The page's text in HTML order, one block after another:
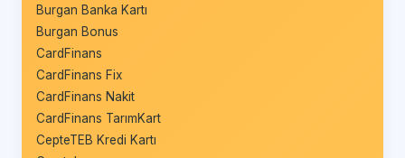
Burgan Banka Kartı
Burgan Bonus
CardFinans
CardFinans Fix
CardFinans Nakit
CardFinans TarımKart
CepteTEB Kredi Kartı